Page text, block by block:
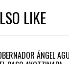
LIKE
ÁNGEL